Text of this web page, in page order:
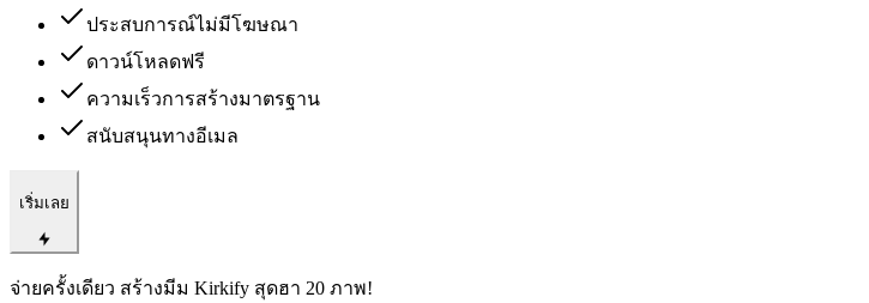
ประสบการณ์ไม่มีโฆษณา
ดาวน์โหลดฟรี
ความเร็วการสร้างมาตรฐาน
สนับสนุนทางอีเมล
เริ่มเลย
จ่ายครั้งเดียว สร้างมีม Kirkify สุดฮา 20 ภาพ!